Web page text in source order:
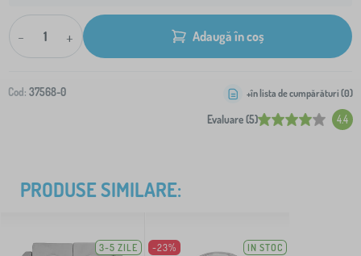
- + Adaugă în coș
Cod: 37568-0
Evaluare (5) 4.4
+în lista de cumpărături (0)
PRODUSE SIMILARE:
3-5 ZILE -23% IN STOC